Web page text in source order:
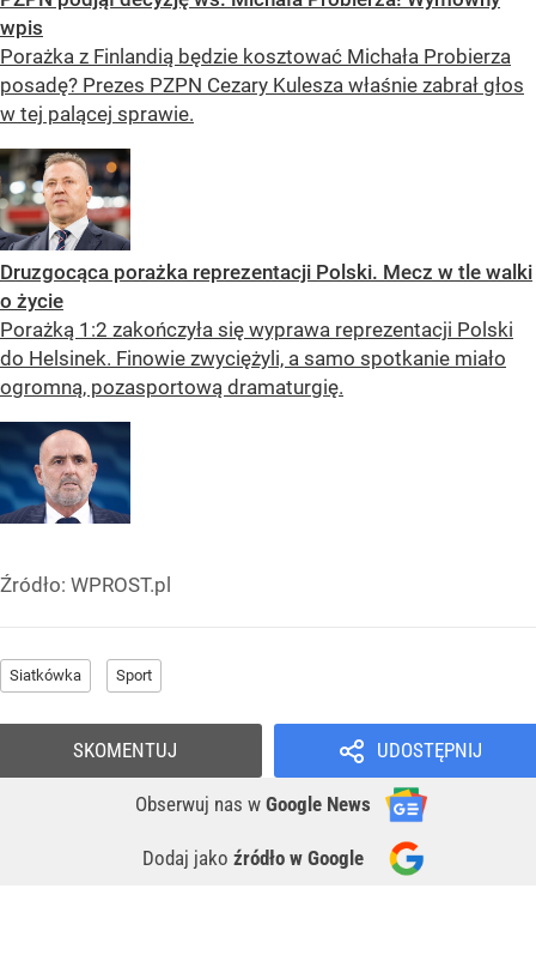
wpis
Porażka z Finlandią będzie kosztować Michała Probierza
posadę? Prezes PZPN Cezary Kulesza właśnie zabrał głos
w tej palącej sprawie.
Druzgocąca porażka reprezentacji Polski. Mecz w tle walki
o życie
Porażką 1:2 zakończyła się wyprawa reprezentacji Polski
do Helsinek. Finowie zwyciężyli, a samo spotkanie miało
ogromną, pozasportową dramaturgię.
Źródło: WPROST.pl
Siatkówka Sport
UDOSTĘPNIJ
Obserwuj nas w Google News
Dodaj jako źródło w Google
SKOMENTUJ